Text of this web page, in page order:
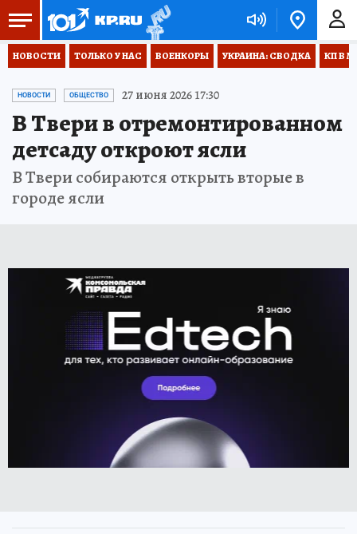
НОВОСТИ ТОЛЬКО У НАС ВОЕНКОРЫ УКРАИНА: СВОДКА КП В
НОВОСТИ ОБЩЕСТВО 27 июня 2026 17:30
В Твери в отремонтированном
детсаду откроют ясли
В Твери собираются открыть вторые в
городе ясли